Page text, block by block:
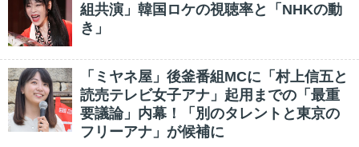
組共演」韓国ロケの視聴率と「NHKの動
き」
「ミヤネ屋」後釜番組MCに「村上信五と
読売テレビ女子アナ」起用までの「最重
要議論」内幕！「別のタレントと東京の
フリーアナ」が候補に